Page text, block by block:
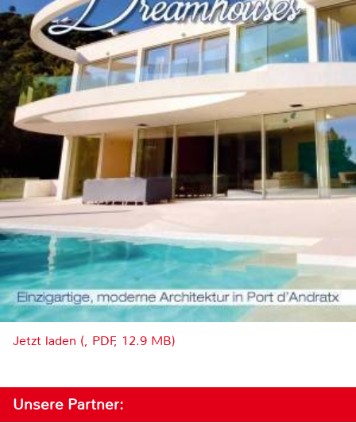
Jetzt laden (, PDF, 12.9 MB)
Unsere Partner: